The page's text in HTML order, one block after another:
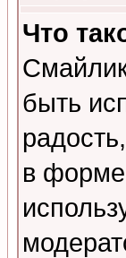
Что
быть
в форме